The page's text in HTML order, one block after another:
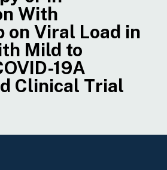
With
on Viral Load in
Mild to
19A
Clinical Trial